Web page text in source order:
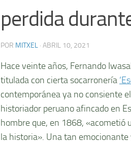
perdida
POR MITXEL · ABRIL 10, 2021
Hace veinte años, Fernando
titulada con cierta socarronería
contemporánea ya no consiente
historiador peruano afincado en
hombre que, en 1868, «acometió
la historia». Una tan